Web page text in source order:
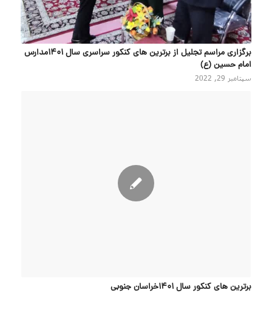
برگزاری مراسم تجلیل از برترین های کنکور سراسری سال ۱۴۰۱مدارس
امام حسین (ع)
سپتامبر 29, 2022
برترین های کنکور سال 1401خراسان جنوبی